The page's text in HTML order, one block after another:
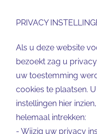
PRIVACY
Als u deze website
bezoekt zag u
uw toestemming
cookies te plaatsen.
instellingen hier
helemaal intrekken:
- Wijzig uw privacy